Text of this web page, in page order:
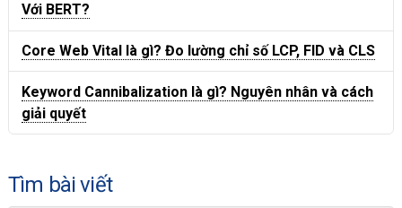
Với BERT?
Core Web Vital là gì? Đo lường chỉ số LCP, FID và CLS
Keyword Cannibalization là gì? Nguyên nhân và cách
giải quyết
Tìm bài viết